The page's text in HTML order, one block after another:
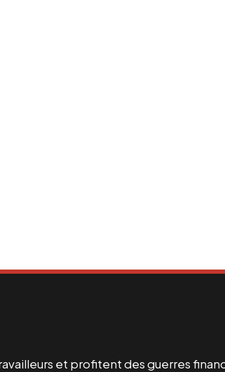
et profitent des guerres